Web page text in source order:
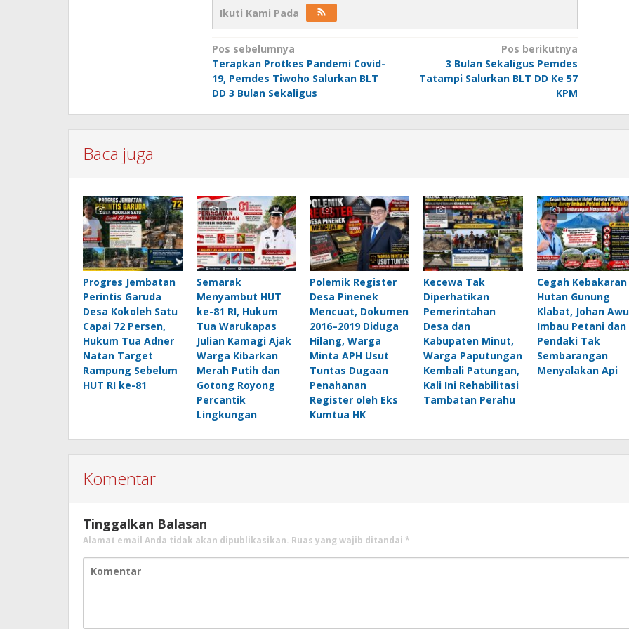
Ikuti Kami Pada
Navigasi
pos
Pos sebelumnya
Terapkan Protkes Pandemi Covid-
19, Pemdes Tiwoho Salurkan BLT
DD 3 Bulan Sekaligus
Pos berikutnya
3 Bulan Sekaligus Pemdes
Tatampi Salurkan BLT DD Ke 57
KPM
Baca juga
Progres Jembatan
Perintis Garuda
Desa Kokoleh Satu
Capai 72 Persen,
Hukum Tua Adner
Natan Target
Rampung Sebelum
HUT RI ke-81
Semarak
Menyambut HUT
ke-81 RI, Hukum
Tua Warukapas
Julian Kamagi Ajak
Warga Kibarkan
Merah Putih dan
Gotong Royong
Percantik
Lingkungan
Polemik Register
Desa Pinenek
Mencuat, Dokumen
2016–2019 Diduga
Hilang, Warga
Minta APH Usut
Tuntas Dugaan
Penahanan
Register oleh Eks
Kumtua HK
Kecewa Tak
Diperhatikan
Pemerintahan
Desa dan
Kabupaten Minut,
Warga Paputungan
Kembali Patungan,
Kali Ini Rehabilitasi
Tambatan Perahu
Cegah Kebakaran
Hutan Gunung
Klabat, Johan
Imbau Petani dan
Pendaki Tak
Sembarangan
Menyalakan Api
Komentar
Tinggalkan Balasan
Alamat email Anda tidak akan dipublikasikan. Ruas yang wajib ditandai *